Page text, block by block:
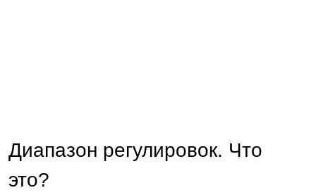
Диапазон регулировок. Что
это?